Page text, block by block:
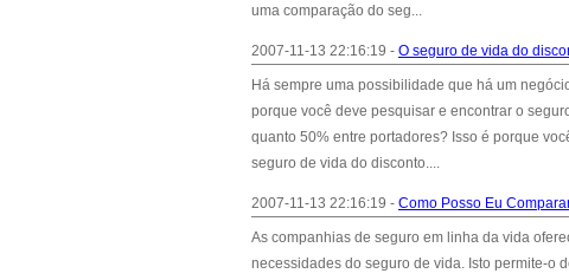
uma comparação do seg...
2007-11-13 22:16:19 - O seguro de vida do
Há sempre uma possibilidade que há um
porque você deve pesquisar e encontrar o
quanto 50% entre portadores? Isso é porque
seguro de vida do disconto....
2007-11-13 22:16:19 - Como Posso Eu
As companhias de seguro em linha da vida
necessidades do seguro de vida. Isto permite-o